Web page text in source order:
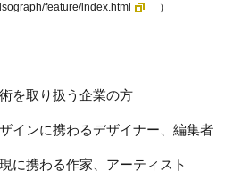
feature/index.html
）
を取り扱う企業の方
インに携わるデザイナー、編集者
に携わる作家、アーティスト